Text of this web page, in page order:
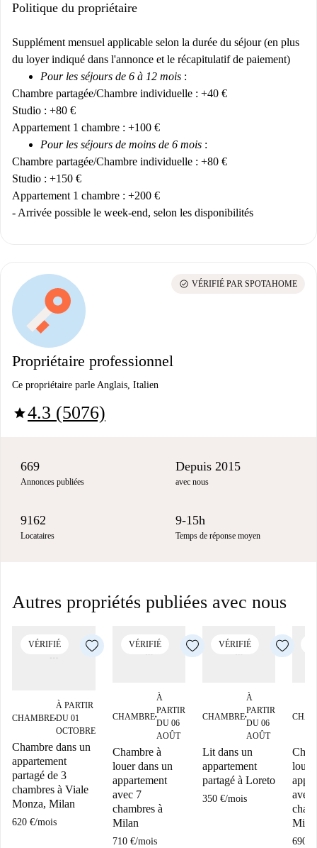
Politique du propriétaire
Supplément mensuel applicable selon la durée du séjour (en plus
du loyer indiqué dans l'annonce et le récapitulatif de paiement)
Pour les séjours de 6 à 12 mois :
Chambre partagée/Chambre individuelle : +40 €
Studio : +80 €
Appartement 1 chambre : +100 €
Pour les séjours de moins de 6 mois :
Chambre partagée/Chambre individuelle : +80 €
Studio : +150 €
Appartement 1 chambre : +200 €
- Arrivée possible le week-end, selon les disponibilités
Propriétaire professionnel
Ce propriétaire parle Anglais, Italien
star4.3 (5076)
check_circle VÉRIFIÉ PAR SPOTAHOME
669
Annonces publiées
Depuis 2015
avec nous
9162
Locataires
9-15h
Temps de réponse moyen
Autres propriétés publiées avec nous
VÉRIFIÉ
CHAMBRE■
À PARTIR
DU 01
OCTOBRE
Chambre dans un
appartement
partagé de 3
chambres à Viale
Monza, Milan
620 €/mois
VÉRIFIÉ
CHAMBRE■
À
PARTIR
DU 06
AOÛT
Chambre à
louer dans un
appartement
avec 7
chambres à
Milan
710 €/mois
VÉRIFIÉ
CHAMBRE■
À
PARTIR
DU 06
AOÛT
Lit dans un
appartement
partagé à Loreto
350 €/mois
louer
avec
690 €